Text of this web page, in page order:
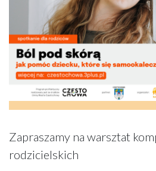
Zapraszamy na warsztat
rodzicielskich